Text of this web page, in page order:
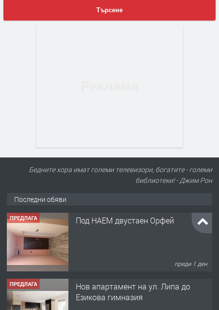
Търсене
Бедните хора имат големи телевизори, богатите - големи
библиотеки! - Джим Рон
Последни обяви
ПРЕДЛАГА Под НАЕМ двустаен Орфей
преди 1 ден
ПРЕДЛАГА
Нов апартамент на ул. Липа до
Езикова гимназия